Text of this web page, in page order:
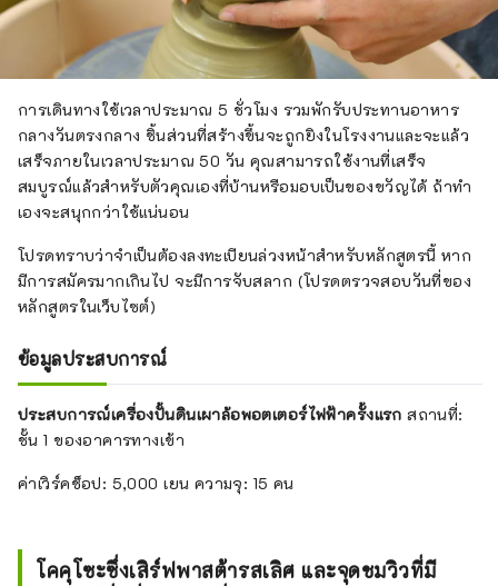
การเดินทางใช้เวลาประมาณ 5 ชั่วโมง รวมพักรับประทานอาหาร
กลางวันตรงกลาง ชิ้นส่วนที่สร้างขึ้นจะถูกยิงในโรงงานและจะแล้ว
เสร็จภายในเวลาประมาณ 50 วัน คุณสามารถใช้งานที่เสร็จ
สมบูรณ์แล้วสำหรับตัวคุณเองที่บ้านหรือมอบเป็นของขวัญได้ ถ้าทำ
เองจะสนุกกว่าใช้แน่นอน
โปรดทราบว่าจำเป็นต้องลงทะเบียนล่วงหน้าสำหรับหลักสูตรนี้ หาก
มีการสมัครมากเกินไป จะมีการจับสลาก (โปรดตรวจสอบวันที่ของ
หลักสูตรในเว็บไซต์)
ข้อมูลประสบการณ์
ประสบการณ์เครื่องปั้นดินเผาล้อพอตเตอร์ไฟฟ้าครั้งแรก สถานที่:
ชั้น 1 ของอาคารทางเข้า
ค่าเวิร์คช็อป: 5,000 เยน ความจุ: 15 คน
โคคุโซะซึ่งเสิร์ฟพาสต้ารสเลิศ และจุดชมวิวที่มี